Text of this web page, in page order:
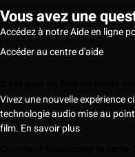
Vous avez une
Accédez à notre Aide en ligne
Accéder au centre d'aide
Vivez une nouvelle expérience
technologie audio mise au
film. En savoir plus